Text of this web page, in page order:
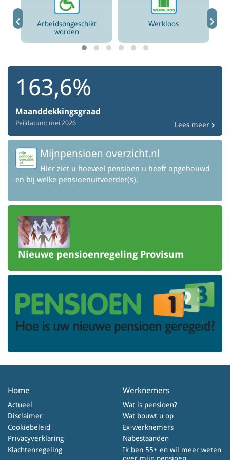
Arbeidsongeschikt
worden
Werkloos
163,6%
Maanddekkingsgraad
Peildatum: mei 2026 Lees meer
Mijnpensioen overzicht.nl
Hier ziet u hoeveel pensioen u heeft opgebouwd
en bij welke pensioenuitvoerder(s).
Nieuwe pensioenregeling Provisum
Home
Actueel
Disclaimer
Cookiebeleid
Privacyverklaring
Klachtenregeling
Werknemers
Wat is pensioen?
Wat bouwt u op
Ex-werknemers
Nabestaanden
Ik ben 55+ en wil meer weten